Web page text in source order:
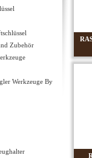
Zubehör
Werkzeuge By